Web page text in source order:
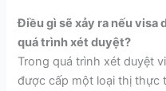
Điều gì sẽ xảy ra nếu visa
quá trình xét duyệt?
Trong quá trình xét duyệt
được cấp một loại thị thực